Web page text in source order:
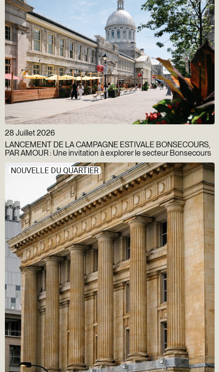
28 Juillet 2026
LANCEMENT DE LA CAMPAGNE ESTIVALE BONSECOURS,
PAR AMOUR : Une invitation à explorer le secteur Bonsecours
NOUVELLE DU QUARTIER